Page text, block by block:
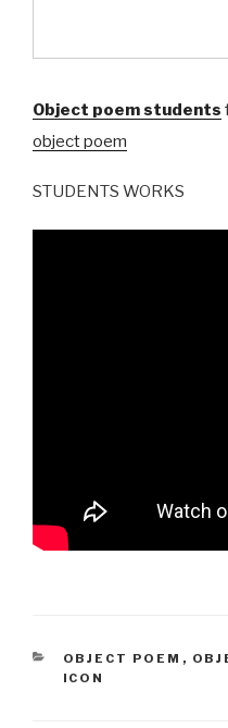
Object poem students
object poem
STUDENTS WORKS
CATEGORÍAS
OBJECT POEM ,
ICON